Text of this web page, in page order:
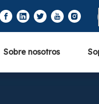
Sobre nosotros